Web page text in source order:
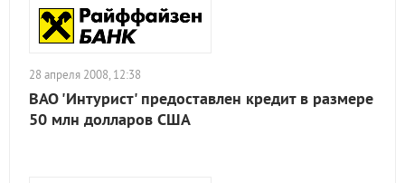
28 апреля 2008, 12:38
ВАО 'Интурист' предоставлен кредит в размере
50 млн долларов США